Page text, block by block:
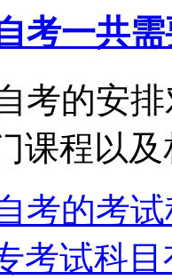
考一共
考的安
课程以及
考的考
考试科